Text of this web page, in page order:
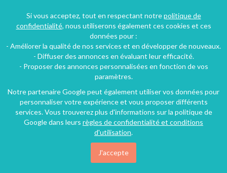
34€/nuit
Si vous acceptez, tout en respectant notrepolitique de
confidentialité, nous utiliserons également ces cookies et ces
données pour :
- Améliorer la qualité de nos services et en développer de nouveaux.
- Diffuser des annonces en évaluant leur efficacité.
- Proposer des annonces personnalisées en fonction de vos
paramètres.
Notre partenaire Google peut également utiliser vos données pour
personnaliser votre expérience et vous proposer différents
services. Vous trouverez plus d'informations sur la politique de
Google dans leurs règles de confidentialité et conditions
d'utilisation.
J'accepte